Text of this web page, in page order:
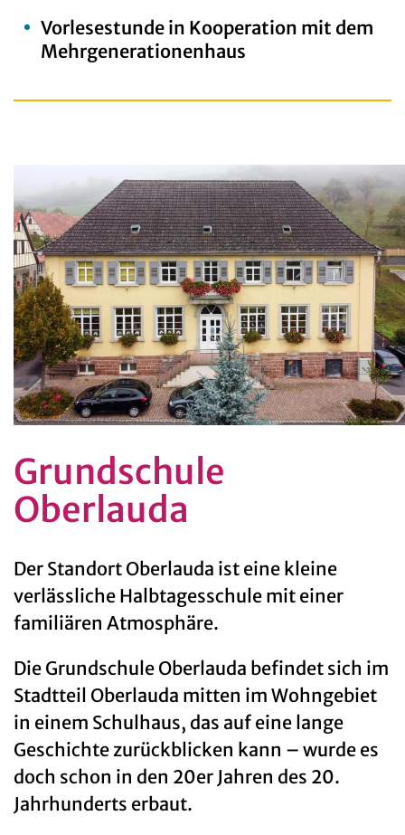
Vorlesestunde in Kooperation mit dem
Mehrgenerationenhaus
Grundschule
Oberlauda
Der Standort Oberlauda ist eine kleine
verlässliche Halbtagesschule mit einer
familiären Atmosphäre.
Die Grundschule Oberlauda befindet sich im
Stadtteil Oberlauda mitten im Wohngebiet
in einem Schulhaus, das auf eine lange
Geschichte zurückblicken kann – wurde es
doch schon in den 20er Jahren des 20.
Jahrhunderts erbaut.